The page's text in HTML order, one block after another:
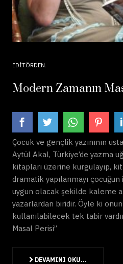
EDITÖRDEN
Modern Zamanın
Çocuk ve gençlik yazınının
Aytül Akal, Türkiye’de yazma
kitapları üzerine kurgulayıp,
dramatik yapılanmayı çocuğun
uygun olacak şekilde kaleme
yazarlardan biridir. Öyle ki
kullanılabilecek tek tabir
Masal Perisi”
DEVAMINI OKU...